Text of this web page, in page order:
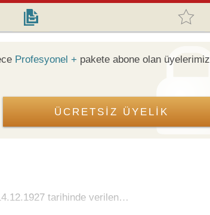
Profesyonel + pakete abone olan üyelerimiz
ÜCRETSİZ ÜYELİK
tarihinde verilen…